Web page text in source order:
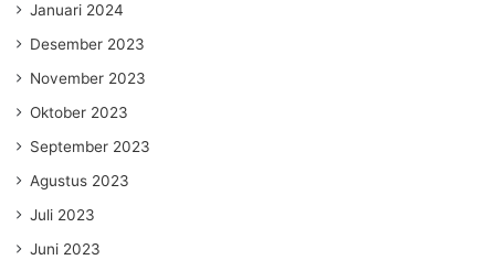
Januari 2024
Desember 2023
November 2023
Oktober 2023
September 2023
Agustus 2023
Juli 2023
Juni 2023